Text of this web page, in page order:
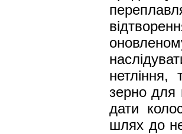
зерно для
дати
шлях до